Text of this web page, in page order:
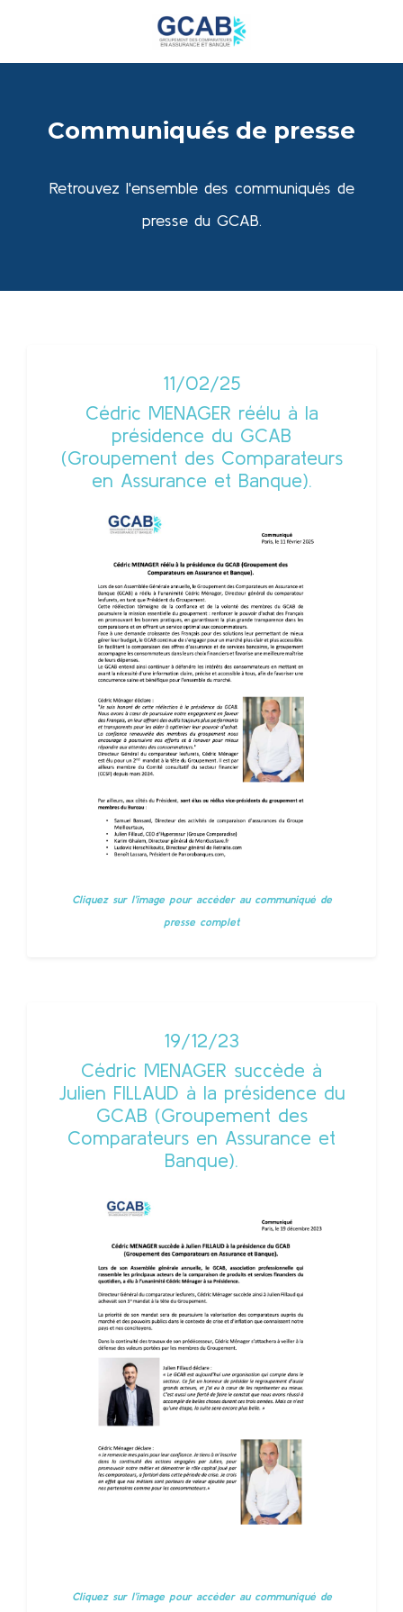
Communiqués de presse
Retrouvez l'ensemble des communiqués de
presse du GCAB.
11/02/25
Cédric MENAGER réélu à la
présidence du GCAB
(Groupement des Comparateurs
en Assurance et Banque).
Cliquez sur l'image pour accèder au communiqué de
presse complet
19/12/23
Cédric MENAGER succède à
Julien FILLAUD à la présidence du
GCAB (Groupement des
Comparateurs en Assurance et
Banque).
Cliquez sur l'image pour accèder au communiqué de